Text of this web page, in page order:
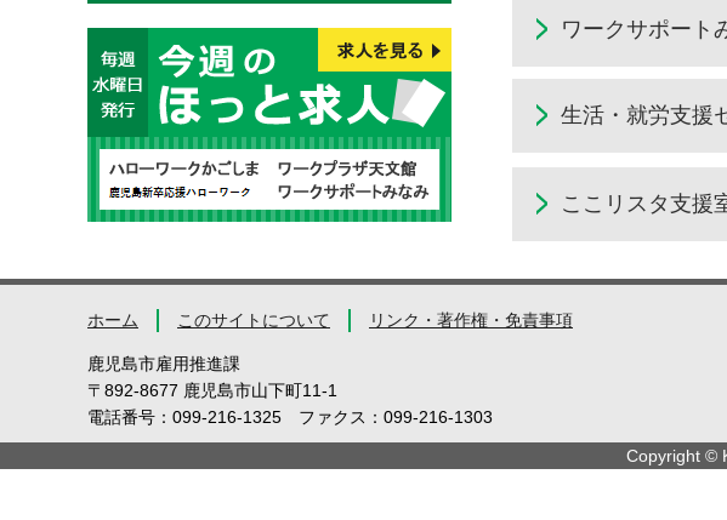
ワークサポート
生活・就労支援
ここリスタ支援
ホーム このサイトについて リンク・著作権・免責事項
鹿児島市雇用推進課
〒892-8677 鹿児島市山下町11-1
電話番号：099-216-1325
ファクス：099-216-1303
Copyright ©